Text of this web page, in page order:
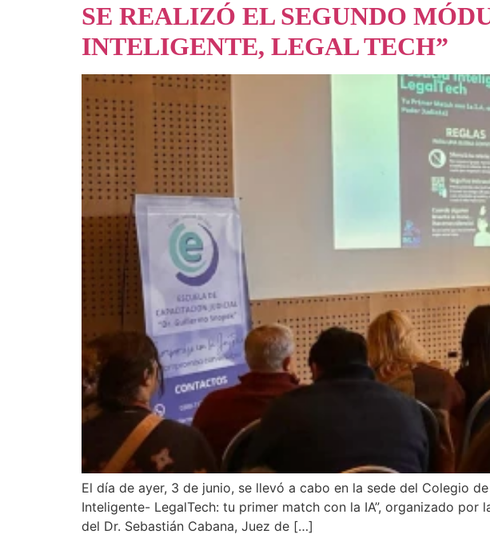
SE REALIZÓ EL SEGUNDO
INTELIGENTE, LEGAL TECH”
El día de ayer, 3 de junio, se llevó a cabo en la sede del Colegio
Inteligente- LegalTech: tu primer match con la IA”, organizado por
del Dr. Sebastián Cabana, Juez de […]